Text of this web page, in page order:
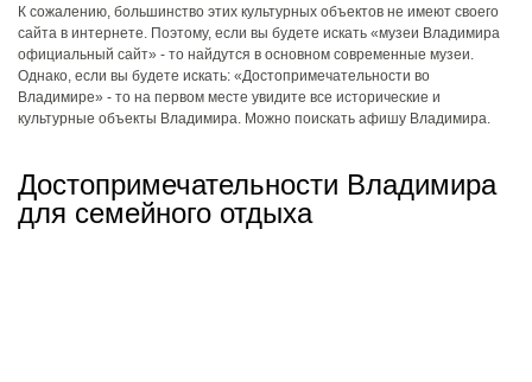
К сожалению, большинство этих культурных объектов не имеют своего
сайта в интернете. Поэтому, если вы будете искать «музеи Владимира
официальный сайт» - то найдутся в основном современные музеи.
Однако, если вы будете искать: «Достопримечательности во
Владимире» - то на первом месте увидите все исторические и
культурные объекты Владимира. Можно поискать афишу Владимира.
Достопримечательности Владимира
для семейного отдыха